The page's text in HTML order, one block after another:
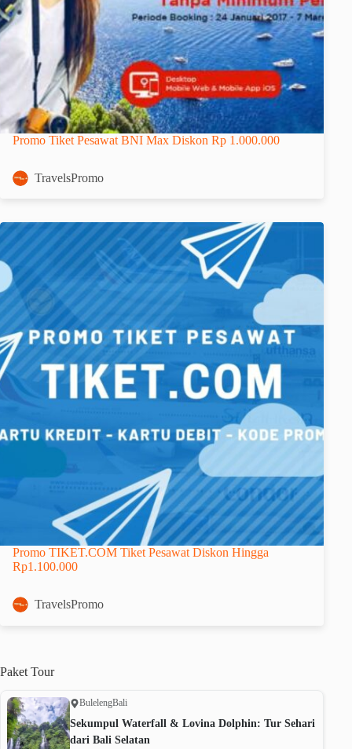
Promo Tiket Pesawat BNI Max Diskon Rp 1.000.000
TravelsPromo
Promo TIKET.COM Tiket Pesawat Diskon Hingga
Rp1.100.000
TravelsPromo
Paket Tour
BulelengBali
Sekumpul Waterfall & Lovina Dolphin: Tur Sehari
dari Bali Selatan